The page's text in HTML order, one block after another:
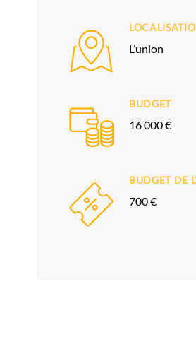
L’union
BUDGET
16 000 €
BUDGET DE
700 €